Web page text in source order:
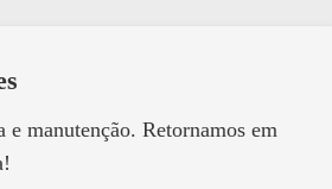
manutenção. Retornamos em